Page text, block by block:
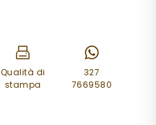
Qualità di
stampa
327
7669580